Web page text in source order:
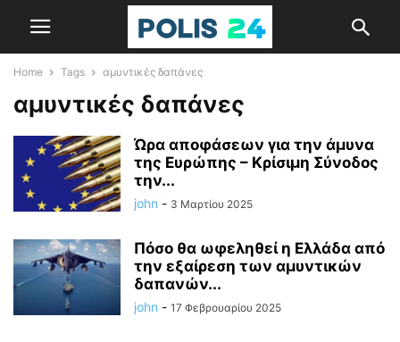
Home Tags αμυντικές δαπάνες
αμυντικές δαπάνες
Ώρα αποφάσεων για την άμυνα
της Ευρώπης – Κρίσιμη Σύνοδος
την...
john - 3 Μαρτίου 2025
Πόσο θα ωφεληθεί η Ελλάδα από
την εξαίρεση των αμυντικών
δαπανών...
john - 17 Φεβρουαρίου 2025